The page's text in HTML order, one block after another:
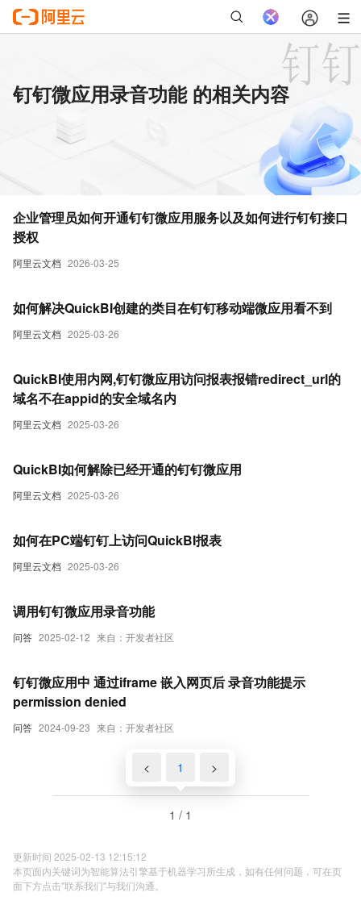
钉钉微应用录音功能 的相关内容
阿里云文档 2026-03-25
企业管理员如何开通钉钉微应用服务以及如何进行钉钉接口
授权
阿里云文档 2025-03-26
如何解决QuickBI创建的类目在钉钉移动端微应用看不到
阿里云文档 2025-03-26
QuickBI使用内网,钉钉微应用访问报表报错redirect_url的
域名不在appid的安全域名内
阿里云文档 2025-03-26
QuickBI如何解除已经开通的钉钉微应用
阿里云文档 2025-03-26
如何在PC端钉钉上访问QuickBI报表
问答 2025-02-12 来自：开发者社区
调用钉钉微应用录音功能
问答 2024-09-23 来自：开发者社区
钉钉微应用中 通过iframe 嵌入网页后 录音功能提示
permission denied
< 1 >
1 / 1
更新时间 2025-02-13 12:15:12
本页面内关键词为智能算法引擎基于机器学习所生成，如有任何问题，可在页
面下方点击"联系我们"与我们沟通。